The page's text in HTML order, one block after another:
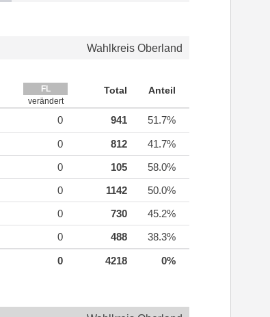
Wahlkreis Oberland
FL
verändert
Total Anteil
0 941 51.7%
0 812
41.7%
0 105
58.0%
0 1142
50.0%
0 730
45.2%
0 488 38.3%
0 4218 0%